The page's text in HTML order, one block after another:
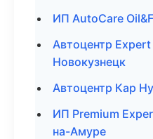
ИП AutoCare
Автоцентр
Новокузнецк
Автоцентр Кар
ИП Premium
на-Амуре